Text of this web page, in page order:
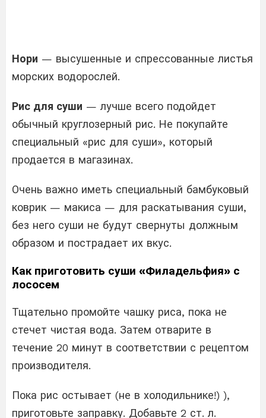
Нори — высушенные и спрессованные листья
морских водорослей.
Рис для суши — лучше всего подойдет
обычный круглозерный рис. Не покупайте
специальный «рис для суши», который
продается в магазинах.
Очень важно иметь специальный бамбуковый
коврик — макиса — для раскатывания суши,
без него суши не будут свернуты должным
образом и пострадает их вкус.
Как приготовить суши «Филадельфия» с
лососем
Тщательно промойте чашку риса, пока не
стечет чистая вода. Затем отварите в
течение 20 минут в соответствии с рецептом
производителя.
Пока рис остывает (не в холодильнике!) ),
приготовьте заправку. Добавьте 2 ст. л.